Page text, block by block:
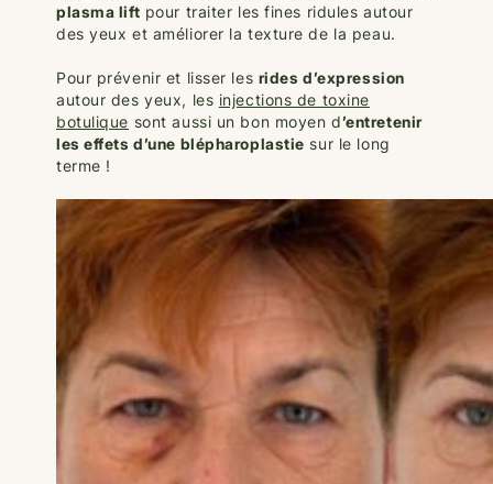
plasma lift pour traiter les fines ridules autour
des yeux et améliorer la texture de la peau.
Pour prévenir et lisser les rides d’expression
autour des yeux, les injections de toxine
botulique sont aussi un bon moyen d’entretenir
les effets d’une blépharoplastie sur le long
terme !